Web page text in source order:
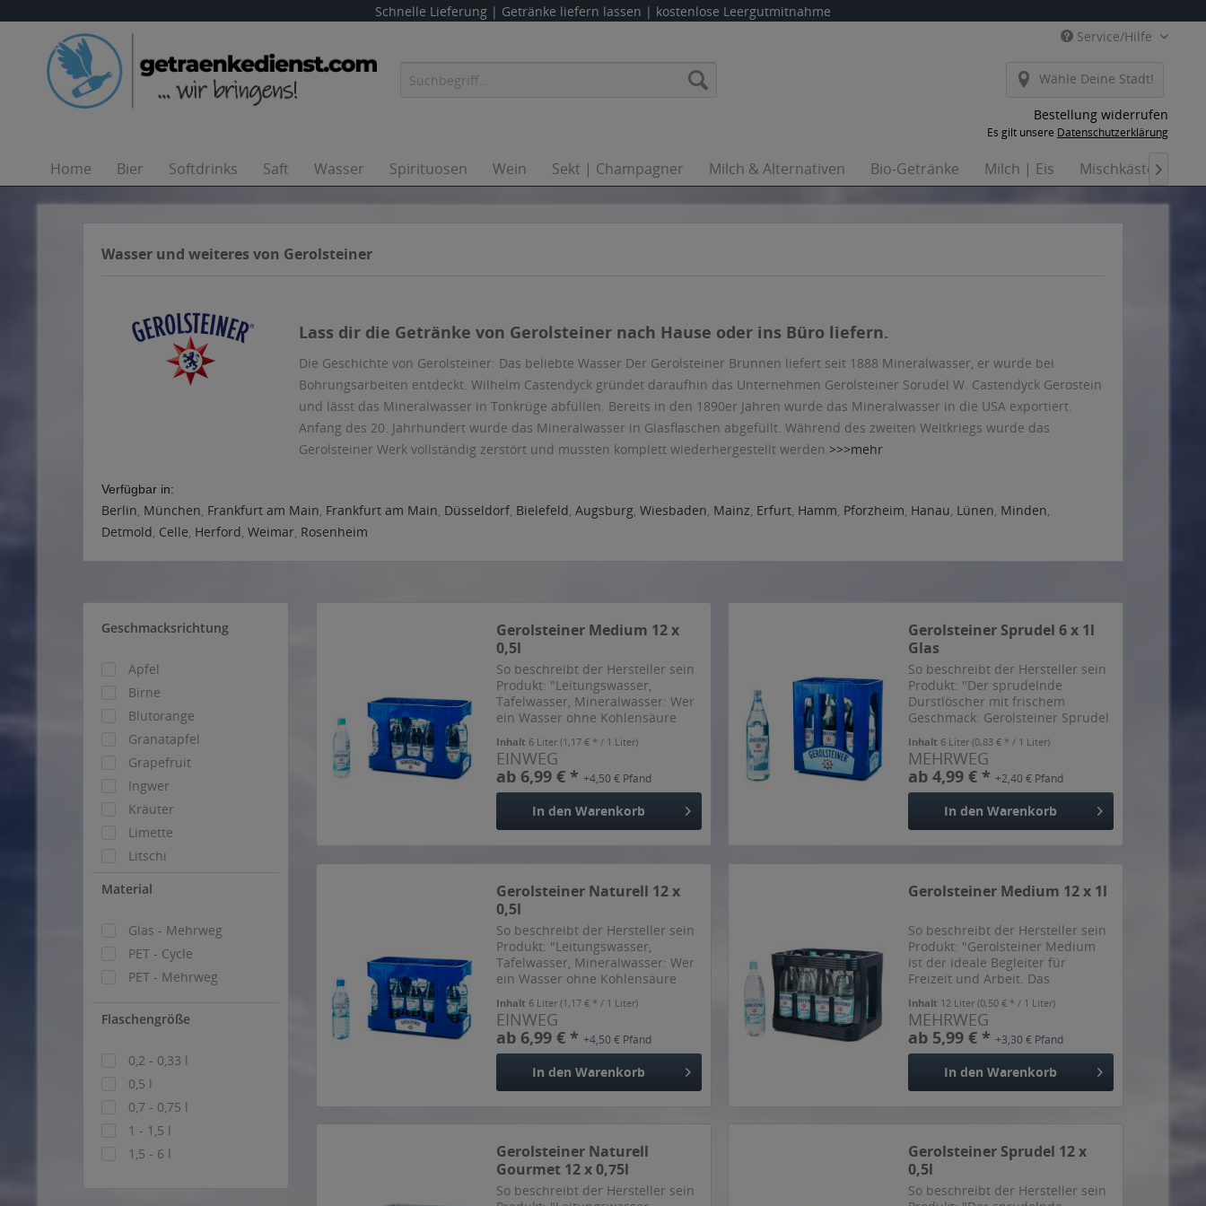
Schnelle Lieferung | Getränke liefern lassen | kostenlose Leergutmitnahme
Service/Hilfe
Wähle Deine Stadt!
Bestellung widerrufen
Es gilt unsere Datenschutzerklärung
Home Bier Softdrinks Saft Wasser Spirituosen Wein Sekt | Champagner Milch & Alternativen Bio-Getränke Milch | Eis Mischkästen

Wasser und weiteres von Gerolsteiner
Lass dir die Getränke von Gerolsteiner nach Hause oder ins Büro liefern.
Die Geschichte von Gerolsteiner: Das beliebte Wasser Der Gerolsteiner Brunnen liefert seit 1888 Mineralwasser, er wurde bei
Bohrungsarbeiten entdeckt. Wilhelm Castendyck gründet daraufhin das Unternehmen Gerolsteiner Sorudel W. Castendyck Gerostein
und lässt das Mineralwasser in Tonkrüge abfüllen. Bereits in den 1890er Jahren wurde das Mineralwasser in die USA exportiert.
Anfang des 20. Jahrhundert wurde das Mineralwasser in Glasflaschen abgefüllt. Während des zweiten Weltkriegs wurde das
Gerolsteiner Werk vollständig zerstört und mussten komplett wiederhergestellt werden.>>>mehr
Verfügbar in:
Berlin, München, Frankfurt am Main, Frankfurt am Main, Düsseldorf, Bielefeld, Augsburg, Wiesbaden, Mainz, Erfurt, Hamm, Pforzheim, Hanau, Lünen, Minden,
Detmold, Celle, Herford, Weimar, Rosenheim
Geschmacksrichtung
Apfel
Birne
Blutorange
Granatapfel
Grapefruit
Ingwer
Kräuter
Limette
Litschi
Traube
Zitrone
Material
Glas - Mehrweg
PET - Cycle
PET - Mehrweg
Flaschengröße
0,2 - 0,33 l
0,5 l
0,7 - 0,75 l
1 - 1,5 l
1,5 - 6 l
Gerolsteiner Medium 12 x
0,5l
So beschreibt der Hersteller sein
Produkt: "Leitungswasser,
Tafelwasser, Mineralwasser: Wer
ein Wasser ohne Kohlensäure
Möglichkeiten. Warum gerade
Gerolsteiner Naturell eine
ausgezeichnete Wahl ist? Weil
kaum...
Inhalt 6 Liter(1,17 € * / 1 Liter)
EINWEG
ab 6,99 € *+4,50 € Pfand
In den Warenkorb
Gerolsteiner Sprudel 6 x 1l
Glas
So beschreibt der Hersteller sein
Produkt: "Der sprudelnde
Durstlöscher mit frischem
Geschmack: Gerolsteiner Sprudel
Mineralwässer Deutschlands. Das
Geheimnis seines Erfolgs liegt in
seinem vulkanischen...
Inhalt 6 Liter(0,83 € * / 1 Liter)
MEHRWEG
ab 4,99 € *+2,40 € Pfand
In den Warenkorb
Gerolsteiner Naturell 12 x
0,5l
So beschreibt der Hersteller sein
Produkt: "Leitungswasser,
Tafelwasser, Mineralwasser: Wer
ein Wasser ohne Kohlensäure
Möglichkeiten. Warum gerade
Gerolsteiner Naturell eine
ausgezeichnete Wahl ist? Weil
kaum...
Inhalt 6 Liter(1,17 € * / 1 Liter)
EINWEG
ab 6,99 € *+4,50 € Pfand
In den Warenkorb
Gerolsteiner Medium 12 x 1l
So beschreibt der Hersteller sein
Produkt: "Gerolsteiner Medium
ist der ideale Begleiter für
Freizeit und Arbeit. Das
Mineralwasser überzeugt durch
Frische mit weniger Kohlensäure.
Ein Liter Gerolsteiner Medium...
Inhalt 12 Liter(0,50 € * / 1 Liter)
MEHRWEG
ab 5,99 € *+3,30 € Pfand
In den Warenkorb
Gerolsteiner Naturell
Gourmet 12 x 0,75l
So beschreibt der Hersteller sein
Gerolsteiner Sprudel 12 x
0,5l
So beschreibt der Hersteller sein